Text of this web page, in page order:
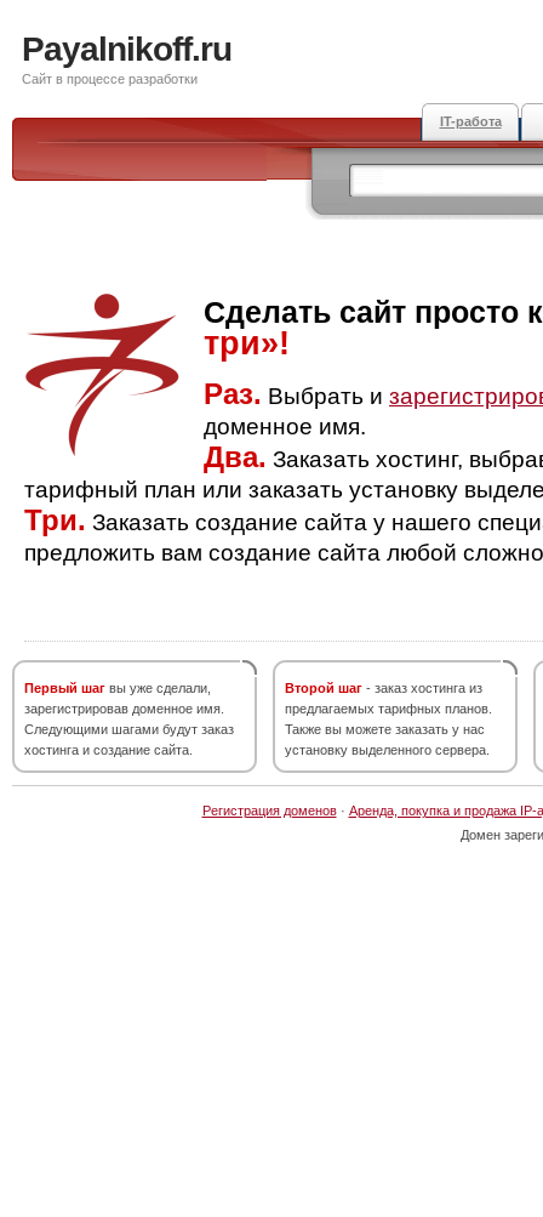
Payalnikoff.ru
Сайт в процессе разработки
IT-работа
Сделать сайт просто
три»!
Раз. Выбрать и
доменное имя.
Два. Заказать хостинг,
тарифный план или заказать установку
Три. Заказать создание сайта у нашего
предложить вам создание сайта любой
Первый шаг вы уже сделали,
зарегистрировав доменное имя.
Следующими шагами будут заказ
хостинга и создание сайта.
Второй шаг - заказ хостинга из
предлагаемых тарифных планов.
Также вы можете заказать у нас
установку выделенного сервера.
Регистрация доменов· Аренда, покупка и продажа IP-
Домен